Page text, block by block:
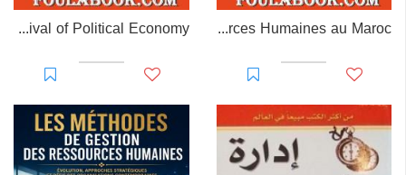
MAROC RH – Gestion des Ressources Humaines au Maroc
The Missing Measure: A Contribution to the Revival of Political Economy